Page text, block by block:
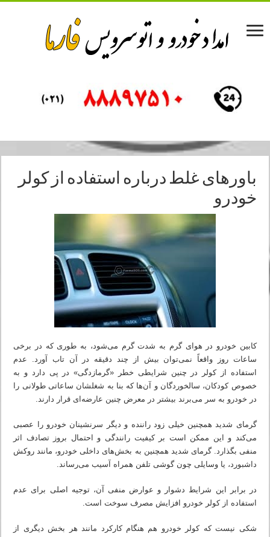
باورهای غلط درباره استفاده از کولر
خودرو
کابین خودرو در هوای گرم به شدت گرم می‌شود، به طوری که در برخی
ساعات روز واقعاً نمی‌توان بیش از چند دقیقه در آن تاب آورد. عدم
استفاده از کولر در چنین شرایطی خطر «گرمازدگی» در پی دارد و به
خصوص کودکان، سالخوردگان و آن‌ها که بنا به شغلشان ساعاتی طولانی را
در خودرو به سر می‌برند بیشتر در معرض چنین عارضه‌ای قرار دارند.
گرمای شدید همچنین خیلی زود راننده و دیگر سرنشینان خودرو را عصبی
می‌کند و این ممکن است بر کیفیت رانندگی و احتمال بروز تصادف اثر
منفی بگذارد. گرمای شدید همچنین به بخش‌های داخلی خودرو، مانند روکش
داشبورد، یا وسایلی چون گوشی تلفن همراه آسیب می‌رساند.
در برابر این شرایط دشوار و عوارض منفی آن، توجیه اصلی برای عدم
استفاده از کولر خودرو افزایش مصرف سوخت است.
شکی نیست که کولر خودرو هم هنگام کارکرد مانند هر بخش دیگری از